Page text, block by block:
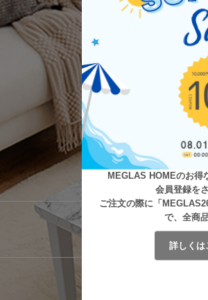
MEGLAS HOMEのお得
会員登録を
ご注文の際に「
で、全商
詳しくは